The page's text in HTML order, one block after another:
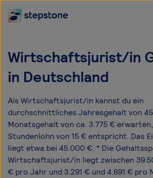
Wirtschaftsjurist/in
in Deutschland
Als Wirtschaftsjurist/in kannst du ein
durchschnittliches Jahresgehalt von
Monatsgehalt von ca. 3.775 €
Stundenlohn von 15 € entspricht. Das
liegt etwa bei 45.000 €. * Die
Wirtschaftsjurist/in liegt zwischen
€ pro Jahr und 3.291 € und 4.691 € pro